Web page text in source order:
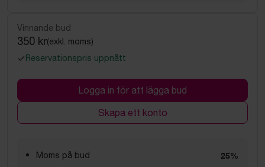
Vinnande bud
350 kr(exkl. moms)
Reservationspris uppnått
Logga in för att lägga bud
Skapa ett konto
Moms på bud 25%